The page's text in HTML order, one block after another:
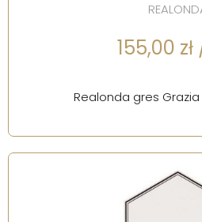
155,00
Realonda gres